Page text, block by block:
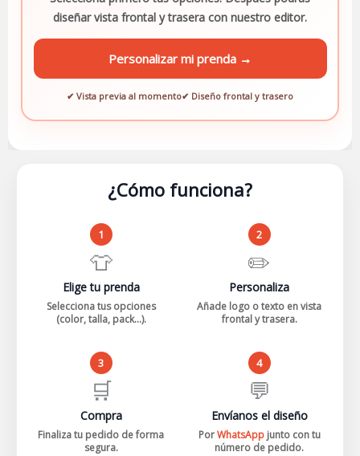
diseñar vista frontal y trasera con nuestro editor.
Personalizar mi prenda →
✔ Vista previa al momento✔ Diseño frontal y trasero
¿Cómo funciona?
1
👕
Elige tu prenda
Selecciona tus opciones
(color, talla, pack...).
2
✏️
Personaliza
Añade logo o texto en vista
frontal y trasera.
3
🛒
Compra
Finaliza tu pedido de forma
segura.
4
💬
Envíanos el diseño
PorWhatsApp junto con tu
número de pedido.